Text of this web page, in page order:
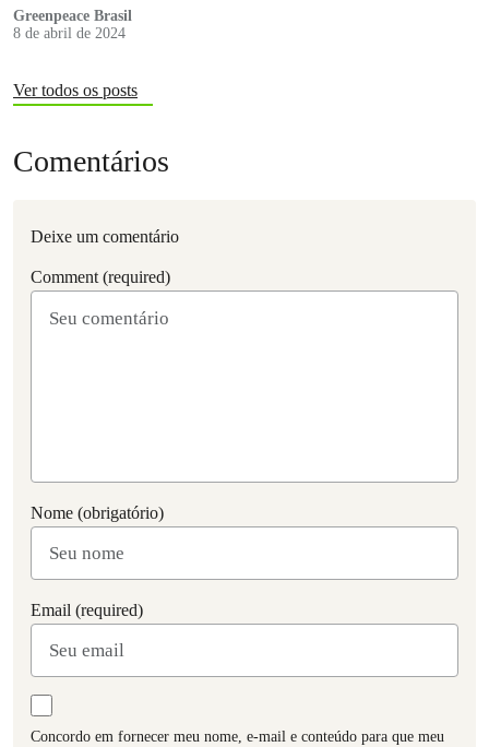
Amazônia
Greenpeace Brasil
8 de abril de 2024
Ver todos os posts
Comentários
Deixe um comentário
Comment (required)
Nome (obrigatório)
Email (required)
Concordo em fornecer meu nome, e-mail e conteúdo para que meu